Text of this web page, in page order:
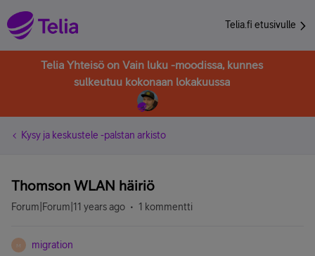
Telia.fi etusivulle
Telia Yhteisö on Vain luku -moodissa, kunnes
sulkeutuu kokonaan lokakuussa
Kysy ja keskustele -palstan arkisto
Thomson WLAN häiriö
Forum|Forum|11 years ago 1 kommentti
M migration